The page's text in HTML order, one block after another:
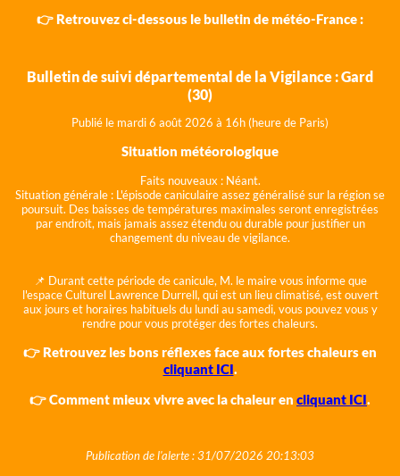
👉 Retrouvez ci-dessous le bulletin de météo-France :
Bulletin de suivi départemental de la Vigilance : Gard
(30)
Publié le mardi 6 août 2026 à 16h (heure de Paris)
Situation météorologique
Faits nouveaux : Néant.
Situation générale : L'épisode caniculaire assez généralisé sur la région se
poursuit. Des baisses de températures maximales seront enregistrées
par endroit, mais jamais assez étendu ou durable pour justifier un
changement du niveau de vigilance.
📌 Durant cette période de canicule, M. le maire vous informe que
l'espace Culturel Lawrence Durrell, qui est un lieu climatisé, est ouvert
aux jours et horaires habituels du lundi au samedi, vous pouvez vous y
rendre pour vous protéger des fortes chaleurs.
👉 Retrouvez les bons réflexes face aux fortes chaleurs en
cliquant ICI.
👉 Comment mieux vivre avec la chaleur en cliquant ICI.
Publication de l'alerte : 31/07/2026 20:13:03